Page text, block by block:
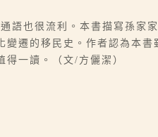
語也很流利。本書描寫孫家
遷的移民史。作者認為本
一讀。（文/方儷潔）